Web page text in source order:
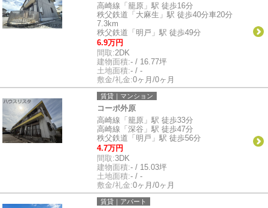
高崎線「籠原」駅 徒歩16分
秩父鉄道「大麻生」駅 徒歩40分車20分
7.3km
秩父鉄道「明戸」駅 徒歩49分
6.9万円
間取:2DK
建物面積:- / 16.77坪
土地面積:- / -
敷金/礼金:0ヶ月/0ヶ月
賃貸｜マンション
コーポ外原
高崎線「籠原」駅 徒歩33分
高崎線「深谷」駅 徒歩47分
秩父鉄道「明戸」駅 徒歩56分
4.7万円
間取:3DK
建物面積:- / 15.03坪
土地面積:- / -
敷金/礼金:0ヶ月/0ヶ月
賃貸｜アパート